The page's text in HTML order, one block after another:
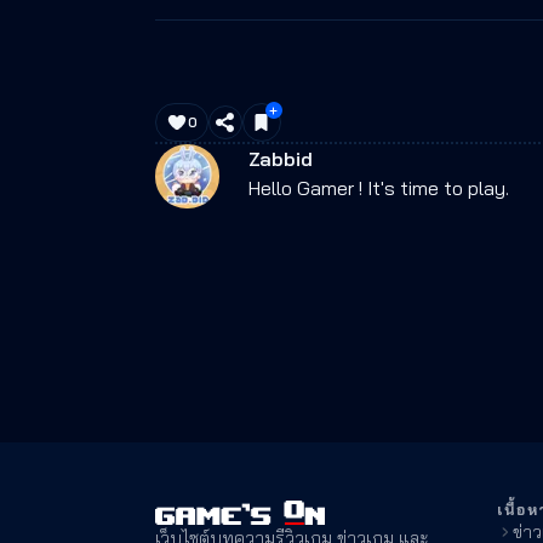
0
Zabbid
Hello Gamer ! It's time to play.
เว็บไซต์บทความรีวิวเกม ข่าวเกม และ
เนื้อห
ข่า